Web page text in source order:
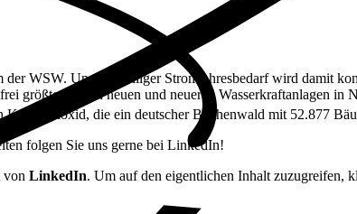
der WSW. Unser anteiliger Stromjahresbedarf wird damit
größtenteils in neuen und neueren Wasserkraftanlagen
die ein deutscher Buchenwald mit 52.877
folgen Sie uns gerne bei LinkedIn!
von LinkedIn. Um auf den eigentlichen Inhalt zuzugreifen,